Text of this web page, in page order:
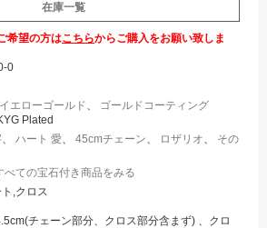
在庫一覧
希望の方はこちらからご購入をお願い致しま
0
イエローゴールド、 ゴールドコーティング
Plated
、 ハート 愛、 45cmチェーン、 ロザリオ、 その
べての宝石付き商品をみる
,クロス
チェーン部分、クロス部分含まず) 、クロ